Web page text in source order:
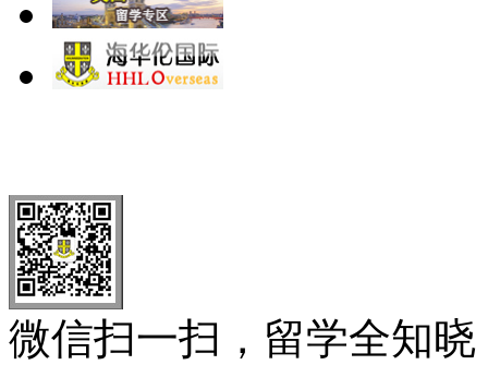
微信扫一扫，留学全知晓